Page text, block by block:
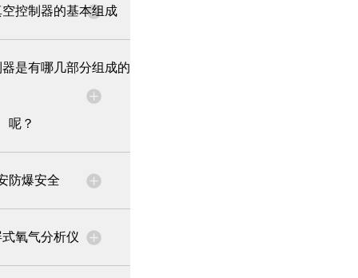
控制器的基本组成
是有哪几部分组成的
呢？
防爆安全
氧气分析仪